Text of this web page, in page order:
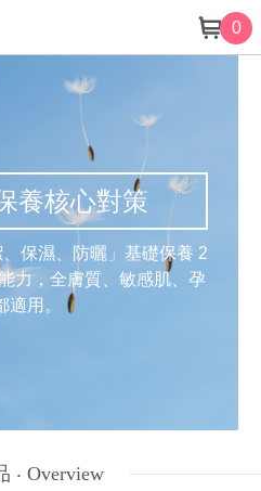
0
養核心對策
保濕、防曬」基礎保養 2
力，全膚質、敏感肌、孕
適用。
‧ Overview